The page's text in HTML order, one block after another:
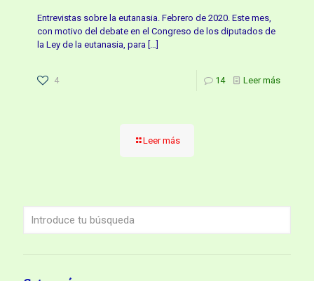
Entrevistas sobre la eutanasia. Febrero de 2020. Este mes,
con motivo del debate en el Congreso de los diputados de
la Ley de la eutanasia, para […]
4 14 Leer más
Leer más